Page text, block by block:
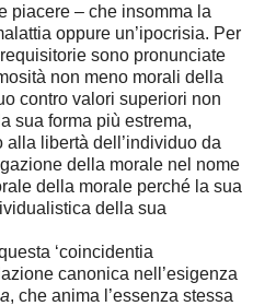
piacere – che insomma la
oppure un’ipocrisia. Per
sono pronunciate
non meno morali della
contro valori superiori non
sua forma più estrema,
libertà dell’individuo da
della morale nel nome
della morale perché la sua
della sua
‘coincidentia
canonica nell’esigenza
, che anima l’essenza stessa